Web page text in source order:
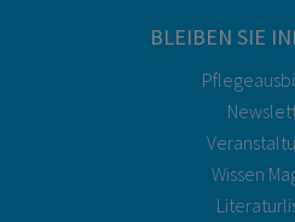
BLEIBEN SIE
Wissen